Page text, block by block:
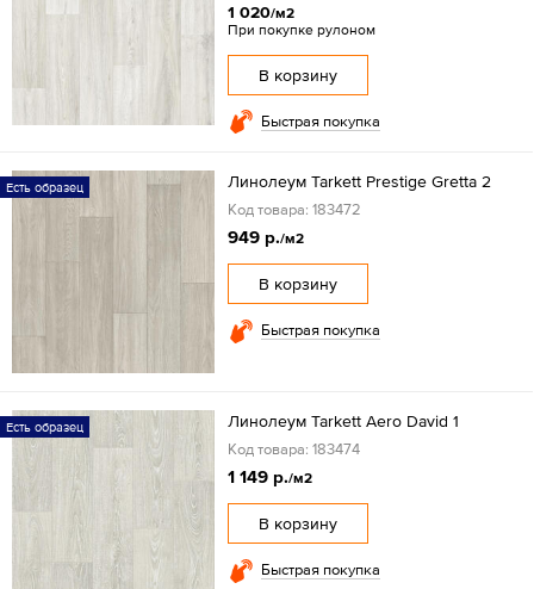
1 020/м2
При покупке рулоном
В корзину
Быстрая покупка
Есть образец Линолеум Tarkett Prestige Gretta 2
Код товара: 183472
949 р./м2
В корзину
Быстрая покупка
Есть образец Линолеум Tarkett Aero David 1
Код товара: 183474
1 149 р./м2
В корзину
Быстрая покупка